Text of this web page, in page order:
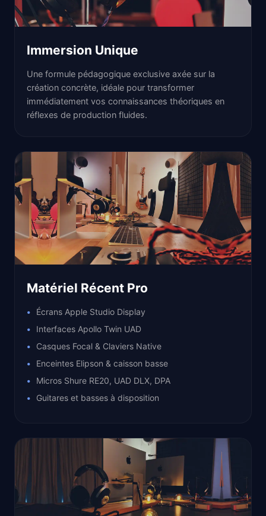
Immersion Unique
Une formule pédagogique exclusive axée sur la
création concrète, idéale pour transformer
immédiatement vos connaissances théoriques en
réflexes de production fluides.
Matériel Récent Pro
Écrans Apple Studio Display
Interfaces Apollo Twin UAD
Casques Focal & Claviers Native
Enceintes Elipson & caisson basse
Micros Shure RE20, UAD DLX, DPA
Guitares et basses à disposition